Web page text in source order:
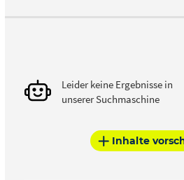
Leider keine Ergebnisse in
unserer Suchmaschine
Inhalte